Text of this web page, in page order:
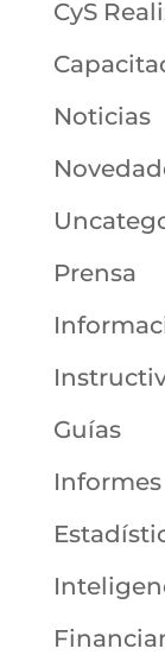
CyS
Noticias
Prensa
Guías
Informes